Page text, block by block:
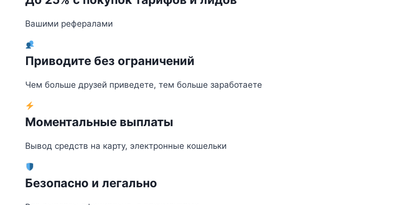
Вашими рефералами
Приводите без ограничений
Чем больше друзей приведете, тем больше заработаете
Моментальные выплаты
Вывод средств на карту, электронные кошельки
Безопасно и легально